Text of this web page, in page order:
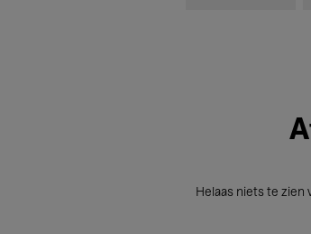
Helaas niets te